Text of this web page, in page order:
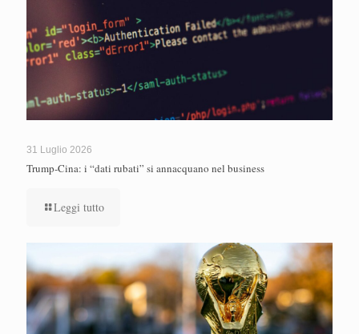
31 Luglio 2026
Trump-Cina: i “dati rubati” si annacquano nel business
Leggi tutto